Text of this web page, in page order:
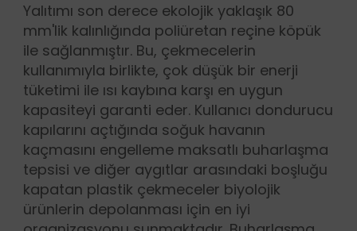
Yalıtımı son derece ekolojik yaklaşık 80
mm'lik kalınlığında poliüretan reçine köpük
ile sağlanmıştır. Bu, çekmecelerin
kullanımıyla birlikte, çok düşük bir enerji
tüketimi ile ısı kaybına karşı en uygun
kapasiteyi garanti eder. Kullanıcı dondurucu
kapılarını açtığında soğuk havanın
kaçmasını engelleme maksatlı buharlaşma
tepsisi ve diğer aygıtlar arasındaki boşluğu
kapatan plastik çekmeceler biyolojik
ürünlerin depolanması için en iyi